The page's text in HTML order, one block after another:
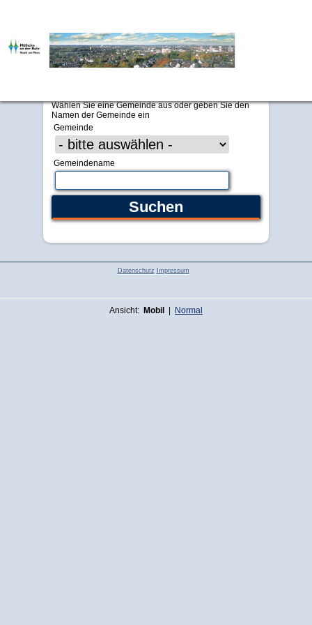
Wählen Sie eine Gemeinde aus oder geben Sie den
Namen der Gemeinde ein
Gemeinde
Gemeindename
Datenschutz Impressum
Ansicht: Mobil Normal